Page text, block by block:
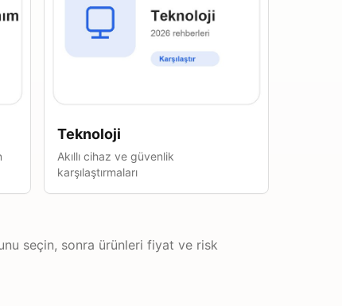
Teknoloji
Akıllı cihaz ve güvenlik
karşılaştırmaları
seçin, sonra ürünleri fiyat ve risk